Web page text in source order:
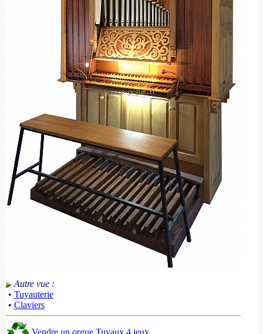
Autre vue :
• Tuyauterie
• Claviers
Vendre un orgue Tuyaux 4 jeux